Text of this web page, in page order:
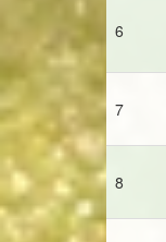
6
7
8